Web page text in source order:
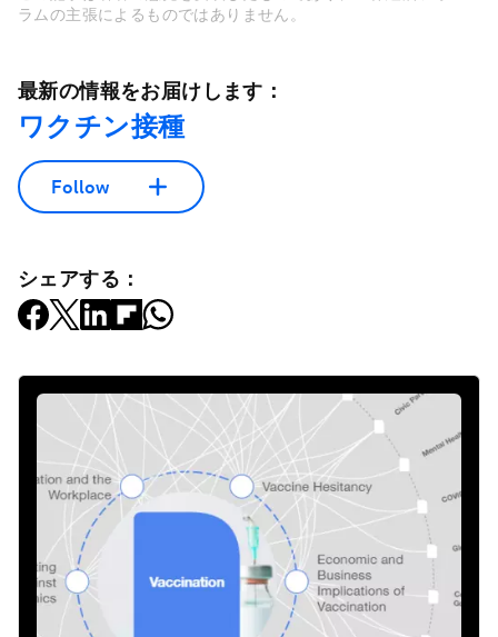
ラムの主張によるものではありません。
最新の情報をお届けします：
ワクチン接種
Follow
シェアする：